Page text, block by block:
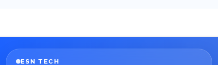
ESN TECH